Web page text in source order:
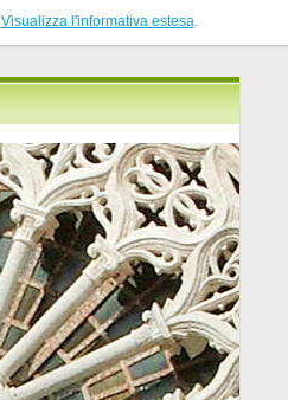
Visualizza l'informativa estesa.